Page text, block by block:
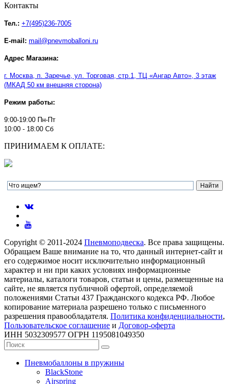
Контакты
Тел.: +7(495)236-7005
E-mail: mail@pnevmoballoni.ru
Адрес Магазина:
г. Москва, п. Заречье, ул. Торговая, стр.1, ТЦ «Ангар Авто» , 3 этаж
(МКАД 50 км внешняя сторона)
Режим работы:
9:00-19:00 Пн-Пт
10:00 - 18:00 Сб
ПРИНИМАЕМ К ОПЛАТЕ:
Copyright © 2011-2024 Пневмоподвеска. Все права защищены.
Обращаем Ваше внимание на то, что данный интернет-сайт и
его содержимое носит исключительно информационный
характер и ни при каких условиях информационные
материалы, каталоги товаров, статьи и цены, размещенные на
сайте, не является публичной офертой, определяемой
положениями Статьи 437 Гражданского кодекса РФ. Любое
копирование материала разрешено только с письменного
разрешения правообладателя. Политика конфиденциальности,
Пользовательское соглашение и Договор-оферта
ИНН 5032309577 ОГРН 1195081049350
Пневмобаллоны в пружины
BlackStone
Airspring